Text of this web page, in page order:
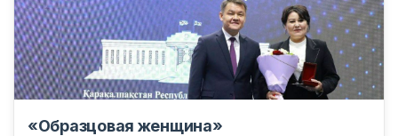
«Образцовая женщина»